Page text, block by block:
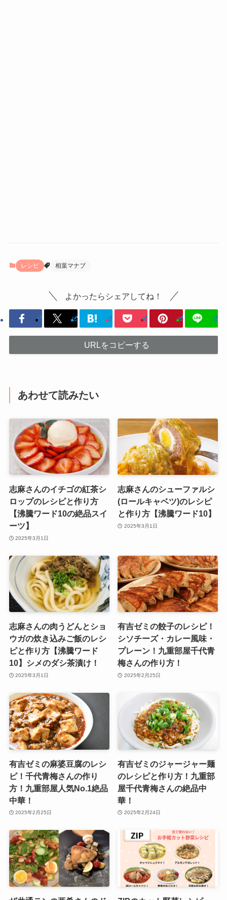
レシピ 相葉マナブ
よかったらシェアしてね！
URLをコピーする
あわせて読みたい
志麻さんのイチゴの紅茶シ
ロップのレシピと作り方
【沸騰ワード10の絶品スイ
ーツ】
2025年3月1日
志麻さんのシューファルシ
(ロールキャベツ)のレシピ
と作り方【沸騰ワード10】
2025年3月1日
志麻さんの肉うどんとショ
ウガの炊き込みご飯のレシ
ピと作り方【沸騰ワード
10】シメのダシ茶漬け！
2025年3月1日
有吉ゼミの餃子のレシピ！
シソチーズ・カレー風味・
プレーン！九重部屋千代青
梅さんの作り方！
2025年2月25日
有吉ゼミの麻婆豆腐のレシ
ピ！千代青梅さんの作り
方！九重部屋人気No.1絶品
中華！
2025年2月25日
有吉ゼミのジャージャー麺
のレシピと作り方！九重部
屋千代青梅さんの絶品中
華！
2025年2月24日